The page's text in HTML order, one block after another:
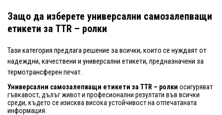
Защо да изберете универсални самозалепващи
етикети за TTR – ролки
Тази категория предлага решение за всички, които се нуждаят от
надеждни, качествени и универсални етикети, предназначени за
термотрансферен печат.
Универсални самозалепващи етикети за TTR – ролки осигуряват
гъвкавост, дълъг живот и професионални резултати във всички
среди, където се изисква висока устойчивост на отпечатаната
информация.